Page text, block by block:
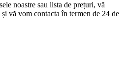
noastre sau lista de prețuri, vă
vă vom contacta în termen de 24 de